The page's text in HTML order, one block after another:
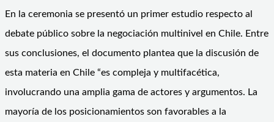
En la ceremonia se presentó un primer estudio respecto al
debate público sobre la negociación multinivel en Chile. Entre
sus conclusiones, el documento plantea que la discusión de
esta materia en Chile “es compleja y multifacética,
involucrando una amplia gama de actores y argumentos. La
mayoría de los posicionamientos son favorables a la